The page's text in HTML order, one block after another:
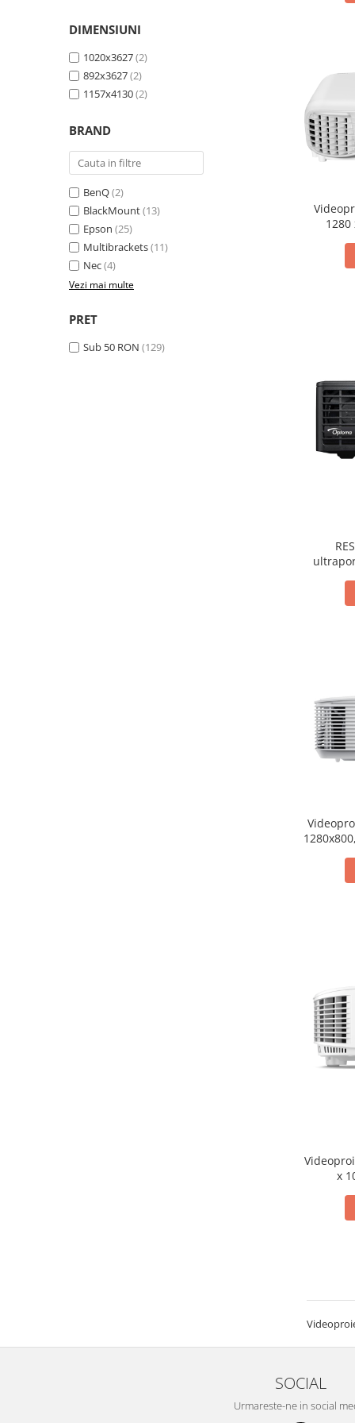
Banci Sali Clasa
Scaune Scolare
Dulapuri,Biblioteci si Cuiere
Mobilier Laboratoare
Catedre si mese
Mobilier Universitar
Pupitre Seminarii
Scaune si Fotolii
Catedre,Mese,Birouri
Materiale Didactice si Jocuri
DIMENSIUNI
1020x3627(2)
892x3627(2)
1157x4130(2)
BRAND
BenQ(2)
BlackMount(13)
Epson (25)
Multibrackets(11)
Nec(4)
Vezi mai multe
PRET
Sub 50 RON (129)
1280
x
SOCIAL
Urmareste-ne in social